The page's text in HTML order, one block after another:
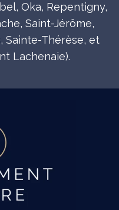
Oka, Repentigny,
Saint-Jérôme,
Sainte-Thérèse, et
Lachenaie).